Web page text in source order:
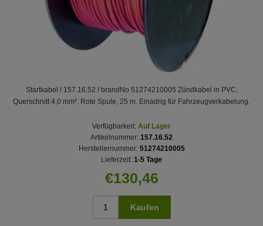
Startkabel / 157.16.52 / brandNo 51274210005 Zündkabel in PVC,
Querschnitt 4,0 mm². Rote Spule, 25 m. Einadrig für Fahrzeugverkabelung.
Verfügbarkeit: Auf Lager
Artikelnummer: 157.16.52
Herstellernummer: 51274210005
Lieferzeit: 1-5 Tage
€130,46
Kaufen